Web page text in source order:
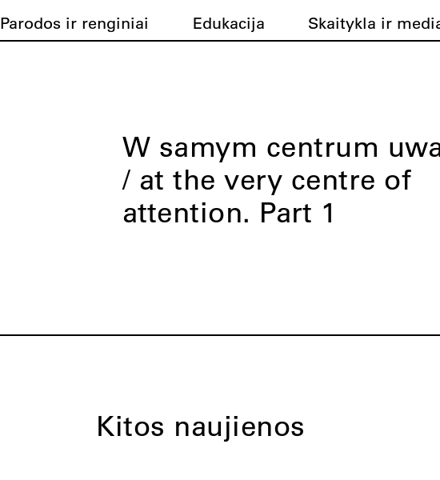
Parodos ir renginiai Edukacija Skaitykla ir
W samym centrum
/ at the very centre of
attention. Part 1
Kitos naujienos